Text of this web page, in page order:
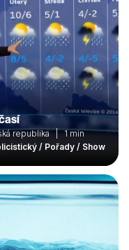
republika | 1 min
/ Pořady / Show